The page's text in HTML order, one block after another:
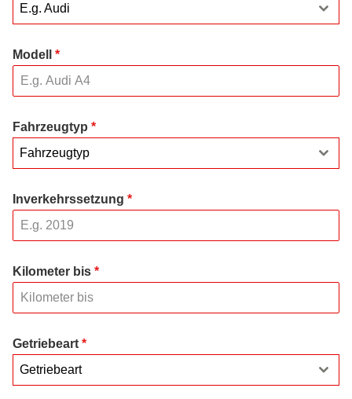
E.g. Audi
Modell *
Fahrzeugtyp *
Fahrzeugtyp
Inverkehrssetzung *
Kilometer bis *
Getriebeart *
Getriebeart